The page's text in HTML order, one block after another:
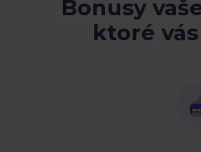
Bonusy
ktoré